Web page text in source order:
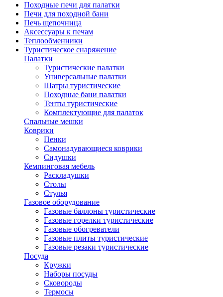
Походные печи для палатки
Печи для походной бани
Печь щепочница
Аксессуары к печам
Теплообменники
Туристическое снаряжение
Палатки
Туристические палатки
Универсальные палатки
Шатры туристические
Походные бани палатки
Тенты туристические
Комплектующие для палаток
Спальные мешки
Коврики
Пенки
Самонадувающиеся коврики
Сидушки
Кемпинговая мебель
Раскладушки
Столы
Стулья
Газовое оборудование
Газовые баллоны туристические
Газовые горелки туристические
Газовые обогреватели
Газовые плиты туристические
Газовые резаки туристические
Посуда
Кружки
Наборы посуды
Сковороды
Термосы